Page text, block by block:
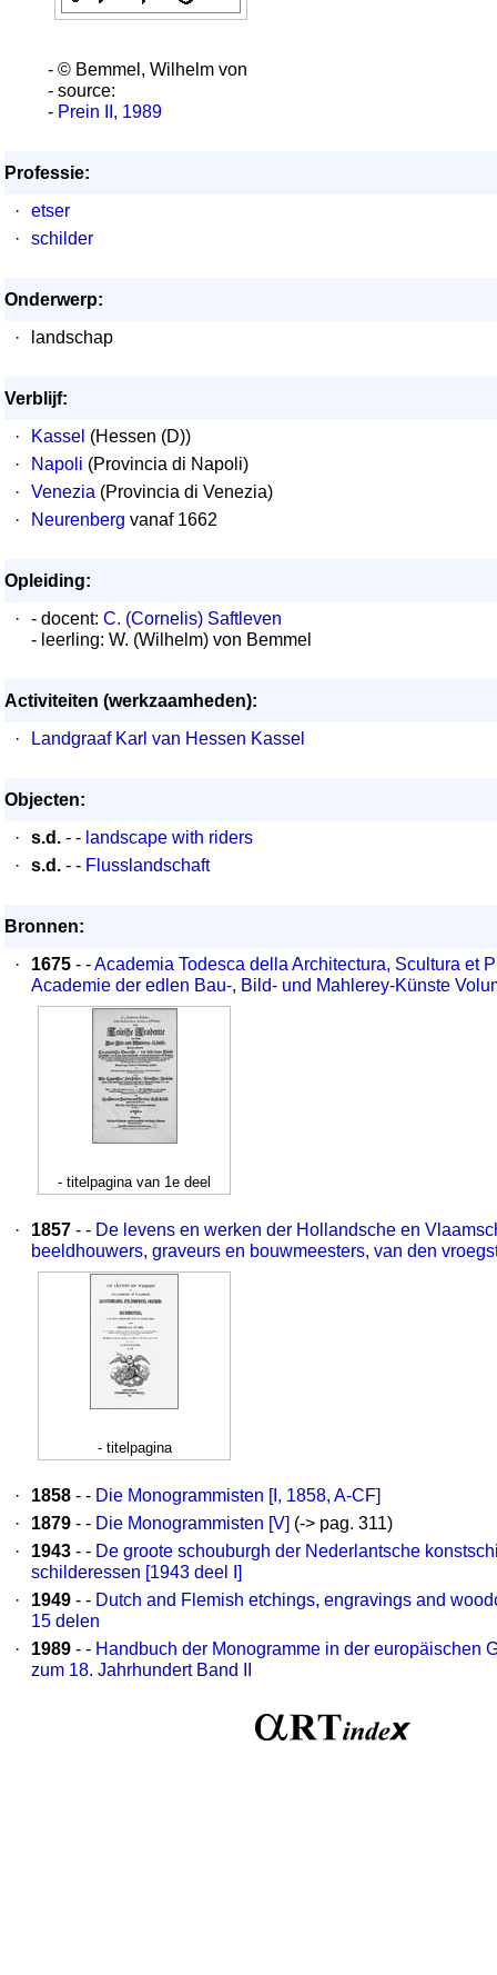
- © Bemmel, Wilhelm von
- source:
- Prein II, 1989
Professie:
·
etser
·
schilder
Onderwerp:
·
landschap
Verblijf:
·
Kassel (Hessen (D))
·
Napoli (Provincia di Napoli)
·
Venezia (Provincia di Venezia)
·
Neurenberg vanaf 1662
Opleiding:
·
- docent: C. (Cornelis) Saftleven
- leerling: W. (Wilhelm) von Bemmel
Activiteiten (werkzaamheden):
·
Landgraaf Karl van Hessen Kassel
Objecten:
·
s.d. - - landscape with riders
·
s.d. - - Flusslandschaft
Bronnen:
·
1675 - -Academia Todesca della Architectura, Scultura et
Academie der edlen Bau-, Bild- und Mahlerey-Künste
- titelpagina van 1e deel
· 1857 - - De levens en werken der Hollandsche en
beeldhouwers, graveurs en bouwmeesters, van den
- titelpagina
· 1858 - - Die Monogrammisten [I, 1858, A-CF]
·
1879 - - Die Monogrammisten [V] (-> pag. 311)
·
1943 - - De groote schouburgh der Nederlantsche
schilderessen [1943 deel I]
·
1949 - - Dutch and Flemish etchings, engravings and
15 delen
·
1989 - - Handbuch der Monogramme in der europäischen
zum 18. Jahrhundert Band II